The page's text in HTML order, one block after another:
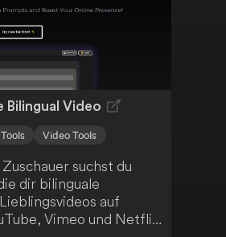
Bilingual Video
Video Tools
suchst du
dir bilinguale
auf
Vimeo und Netflix